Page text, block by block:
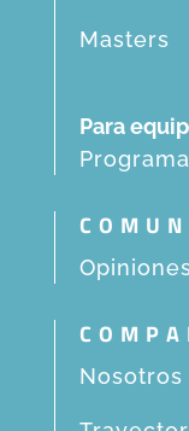
Masters
Para
Nosotros